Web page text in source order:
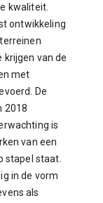
kwaliteit.
ontwikkeling
van de
met
De
2018
is
van een
stapel staat.
in de vorm
als